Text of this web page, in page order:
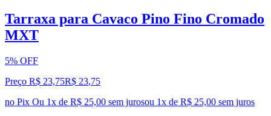
Tarraxa para Cavaco Pino Fino Cromado
MXT
5% OFF
Preço R$ 23,75R$ 23,75
no Pix Ou 1x de R$ 25,00 sem jurosou 1x de R$ 25,00 sem juros